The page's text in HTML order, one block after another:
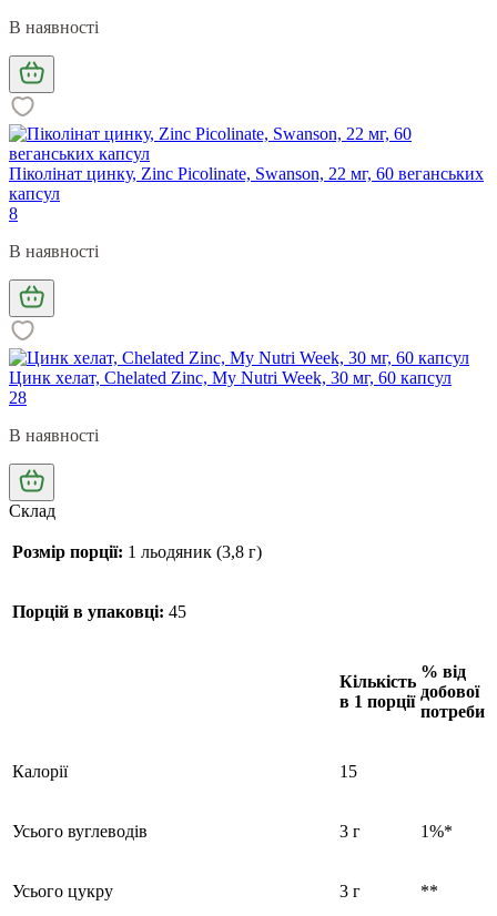
В наявності
Піколінат цинку, Zinc Picolinate, Swanson, 22 мг, 60 веганських
капсул
8
В наявності
Цинк хелат, Chelated Zinc, My Nutri Week, 30 мг, 60 капсул
28
В наявності
Склад
Розмір порції: 1 льодяник (3,8 г)
Порцій в упаковці: 45
Кількість
в 1 порції
% від
добової
потреби
Калорії 15
Усього вуглеводів 3 г 1%*
Усього цукру 3 г **